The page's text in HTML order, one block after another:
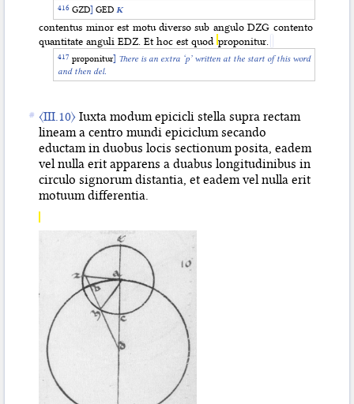
GZD] GED K
contentus minor est motu diverso sub angulo DZG contento
quantitate anguli EDZ. Et hoc est quod proponitur.
proponitur] There is an extra ‘p’ written at the start of this word
and then del.
〈III.10〉 Iuxta modum epicicli stella supra rectam
lineam a centro mundi epiciclum secando
eductam in duobus locis sectionum posita, eadem
vel nulla erit apparens a duabus longitudinibus in
circulo signorum distantia, et eadem vel nulla erit
motuum differentia.